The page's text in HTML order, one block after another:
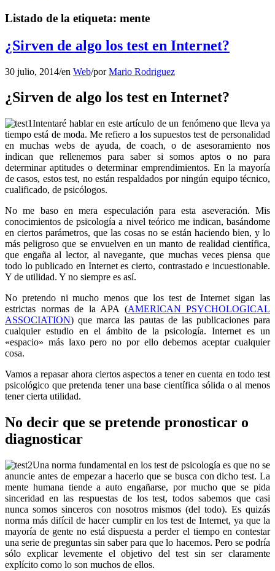
Listado de la etiqueta: mente
¿Sirven de algo los test en Internet?
30 julio, 2014/en Web/porMario Rodriguez
¿Sirven de algo los test en Internet?
Intentaré hablar en este artículo de un fenómeno que lleva ya
tiempo está de moda. Me refiero a los supuestos test de personalidad
en muchas webs de ayuda, de coach, o de asesoramiento nos
indican que rellenemos para saber si somos aptos o no para
determinar aptitudes o determinar emprendimientos. En la mayoría
de casos, estos test, no están respaldados por ningún equipo técnico,
cualificado, de psicólogos.
No me baso en mera especulación para esta aseveración. Mis
conocimientos de psicología a nivel teórico me indican, basándome
en ciertos parámetros, que las cosas no se están haciendo bien, y lo
más peligroso que se envuelven en un manto de realidad científica,
que engaña al lector, al navegante, que muchas veces piensa que
todo lo publicado en Internet es cierto, contrastado e incuestionable.
Y de utilidad. Y no siempre es así.
No pretendo ni mucho menos que los test de Internet sigan las
estrictas normas de la APA (AMERICAN PSYCHOLOGICAL
ASSOCIATION) que marca las pautas de las publicaciones para
cualquier estudio en el ámbito de la psicología. Internet es un
«espacio» más laxo pero no por ello debemos aceptar cualquier
cosa.
Vamos a repasar ahora ciertos aspectos a tener en cuenta en todo test
psicológico que pretenda tener una base científica sólida o al menos
tener cierta utilidad.
No decir que se pretende pronosticar o
diagnosticar
Una norma fundamental en los test de psicología es que no se
anuncie antes de empezar a hacerlo que se busca con dicho test. La
mente humana tiende a auto engañarse, por mucho que se pida
sinceridad en las respuestas de los test, todos sabemos que casi
nunca somos sinceros con nosotros mismos (del todo). Es quizás
norma más difícil de hacer cumplir en los test de Internet, ya que la
mayoría de gente no está dispuesta a perder el tiempo en contestar
una serie de preguntas sin saber para que lo hacemos. Pero se podría
sólo explicar levemente el objetivo del test sin ser claramente
explícito como lo son muchos de ellos.